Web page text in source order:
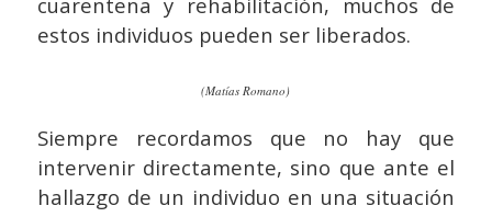
estos individuos pueden ser liberados.
(Matías Romano)
Siempre recordamos que no hay que
intervenir directamente, sino que ante el
hallazgo de un individuo en una situación